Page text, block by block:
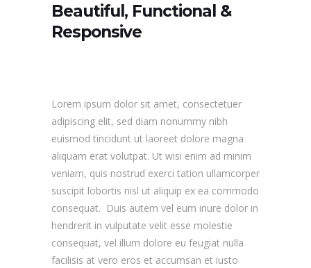
Beautiful, Functional &
Responsive
Lorem ipsum dolor sit amet, consectetuer
adipiscing elit, sed diam nonummy nibh
euismod tincidunt ut laoreet dolore magna
aliquam erat volutpat. Ut wisi enim ad minim
veniam, quis nostrud exerci tation ullamcorper
suscipit lobortis nisl ut aliquip ex ea commodo
consequat. Duis autem vel eum iriure dolor in
hendrerit in vulputate velit esse molestie
consequat, vel illum dolore eu feugiat nulla
facilisis at vero eros et accumsan et iusto